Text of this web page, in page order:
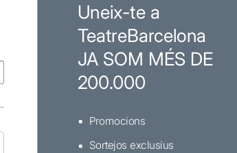
Uneix-te a
TeatreBarcelona
JA SOM MÉS DE
200.000
Promocions
Sortejos exclusius